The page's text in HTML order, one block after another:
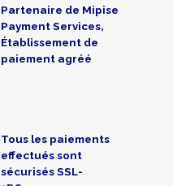
Partenaire de Mipise
Payment Services,
Établissement de
paiement agréé
Tous les paiements
effectués sont
sécurisés SSL-